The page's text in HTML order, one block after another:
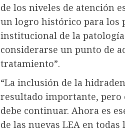
de los niveles de atención
un logro histórico para los
institucional de la
considerarse un punto de
tratamiento”.
“La inclusión de la
resultado importante, pero
debe continuar. Ahora es
de las nuevas LEA en